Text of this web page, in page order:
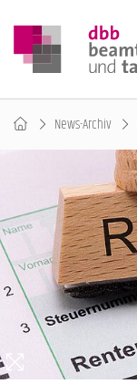
News-Archiv